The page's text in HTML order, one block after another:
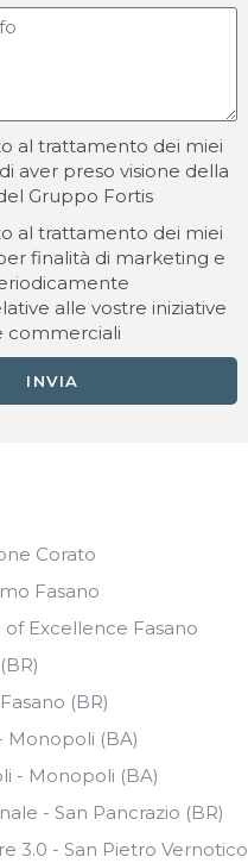
al trattamento dei miei
aver preso visione della
Gruppo Fortis
al trattamento dei miei
finalità di marketing e
alle vostre iniziative
commerciali
INVIA
Corato
Fasano
Excellence Fasano
(BR)
Monopoli (BA)
- Monopoli (BA)
- San Pancrazio (BR)
3.0 - San Pietro Vernotico